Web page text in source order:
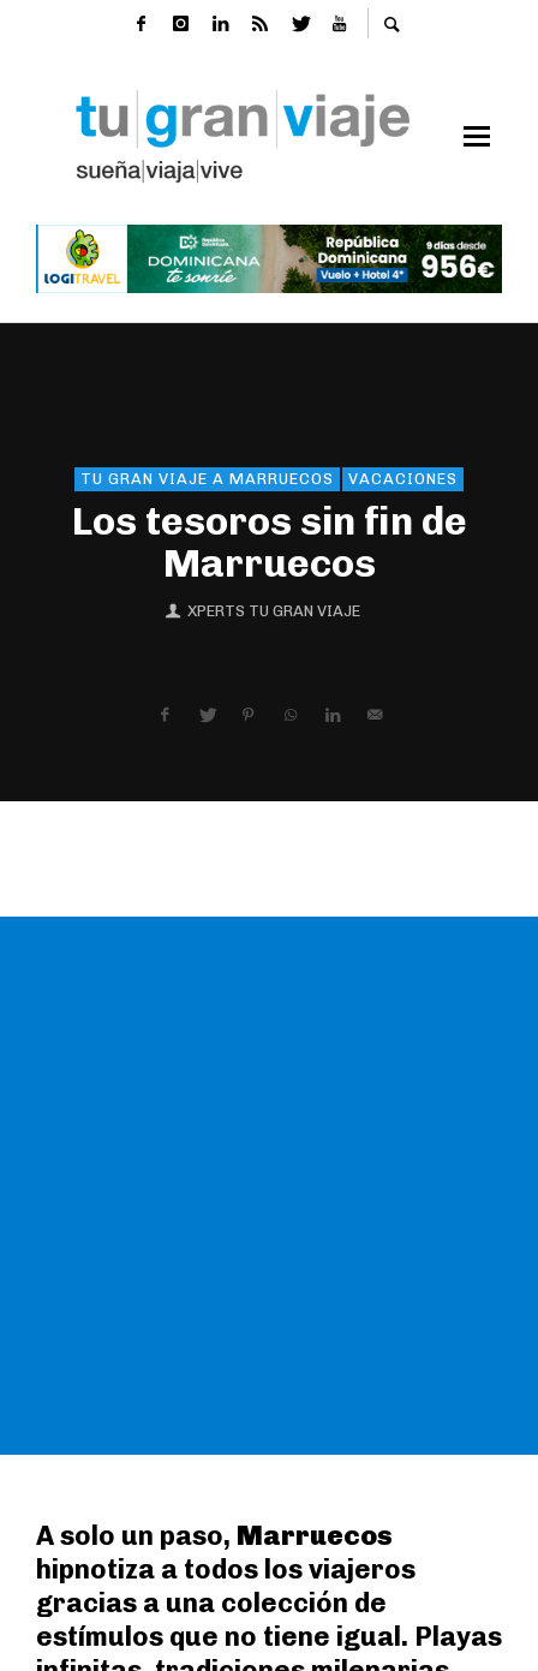
TU GRAN VIAJE A MARRUECOS VACACIONES
Los tesoros sin fin de
Marruecos
XPERTS TU GRAN VIAJE
A solo un paso, Marruecos
hipnotiza a todos los viajeros
gracias a una colección de
estímulos que no tiene igual. Playas